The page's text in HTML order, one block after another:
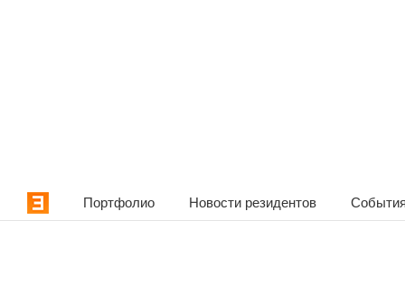
Портфолио Новости резидентов